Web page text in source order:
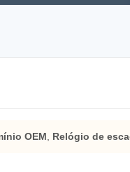
OEM Relógio de